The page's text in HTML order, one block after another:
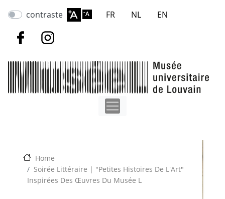
to
contraste FR NL EN
Home
Soirée Littéraire | "Petites Histoires De L'Art"
Inspirées Des Œuvres Du Musée L